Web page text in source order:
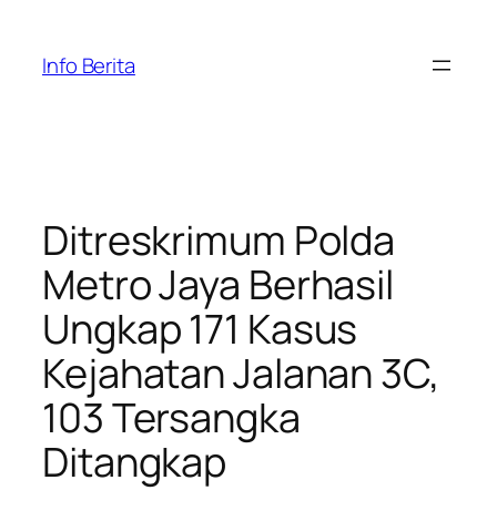
content
Info Berita
Ditreskrimum Polda
Metro Jaya Berhasil
Ungkap 171 Kasus
Kejahatan Jalanan 3C,
103 Tersangka
Ditangkap